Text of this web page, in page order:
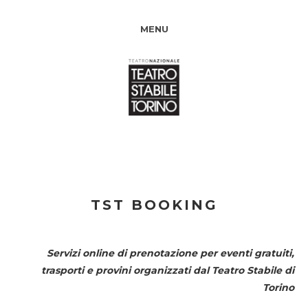
MENU
TST BOOKING
Servizi online di prenotazione per eventi gratuiti,
trasporti e provini organizzati dal Teatro Stabile di
Torino